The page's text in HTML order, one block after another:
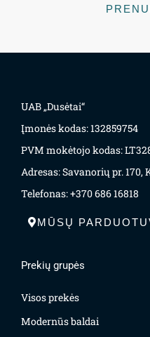
UAB „Dusėtai“
Įmonės kodas: 132859754
PVM mokėtojo kodas:
Adresas: Savanorių pr. 170,
Telefonas: +370 686 16818
MŪSŲ
Prekių grupės
Visos prekės
Modernūs baldai